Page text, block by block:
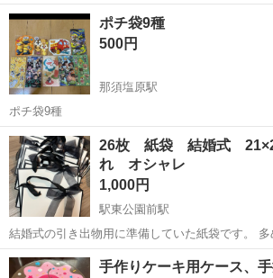
ポチ袋9種
500円
那須塩原駅
ポチ袋9種
栃木 那須塩原市 那須塩原駅 ラッピン
26枚 紙袋 結婚式
れ オシャレ
1,000円
駅東公園前駅
結婚式の引き出物用に準備していた紙袋です。
め、未使用のものを出品します（26枚あります）
は2枚目の写真を見てください♪ リボン付きの横長デザインで、見た目
栃木 宇都宮市 駅東公園前駅 ラッピ
手作りケーキ用ケース、